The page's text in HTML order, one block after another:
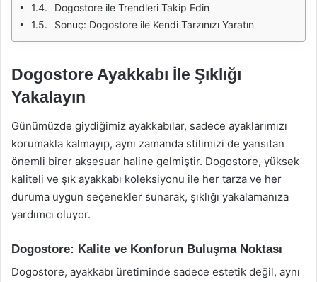
Dogostore ile Trendleri Takip Edin
Sonuç: Dogostore ile Kendi Tarzınızı Yaratın
Dogostore Ayakkabı İle Şıklığı
Yakalayın
Günümüzde giydiğimiz ayakkabılar, sadece ayaklarımızı
korumakla kalmayıp, aynı zamanda stilimizi de yansıtan
önemli birer aksesuar haline gelmiştir. Dogostore, yüksek
kaliteli ve şık ayakkabı koleksiyonu ile her tarza ve her
duruma uygun seçenekler sunarak, şıklığı yakalamanıza
yardımcı oluyor.
Dogostore: Kalite ve Konforun Buluşma Noktası
Dogostore, ayakkabı üretiminde sadece estetik değil, aynı